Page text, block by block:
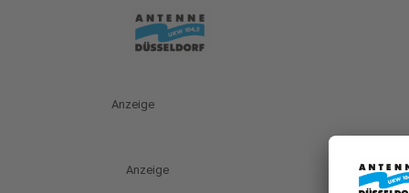
Anzeige
Anzeige